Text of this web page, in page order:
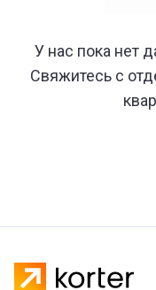
У нас пока нет
Свяжитесь с